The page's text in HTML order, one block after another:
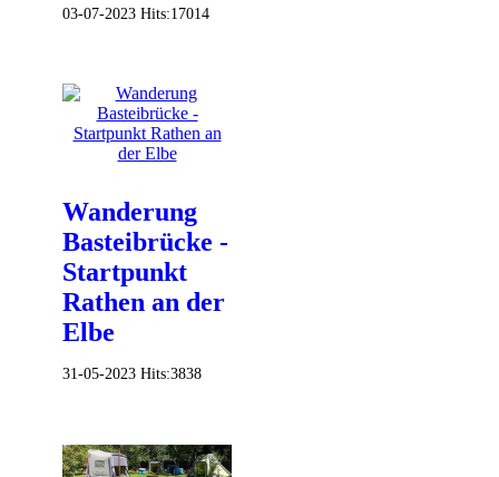
03-07-2023 Hits:17014
Wanderung
Basteibrücke -
Startpunkt
Rathen an der
Elbe
31-05-2023 Hits:3838